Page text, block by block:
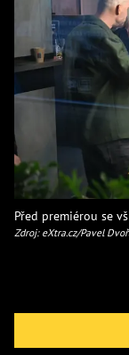
Před premiérou se
Zdroj: eXtra.cz/Pavel